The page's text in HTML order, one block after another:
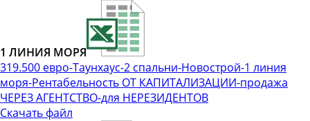
1 ЛИНИЯ МОРЯ
319.500 евро-Таунхаус-2 спальни-Новострой-1 линия
моря-Рентабельность ОТ КАПИТАЛИЗАЦИИ-продажа
ЧЕРЕЗ АГЕНТСТВО-для НЕРЕЗИДЕНТОВ
Скачать файл